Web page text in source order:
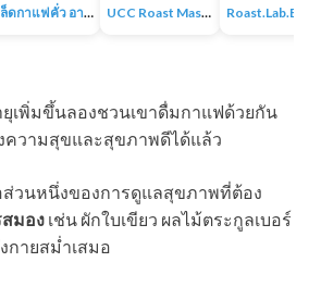
เมล็ดกาแฟคั่ว อาราบิก้า 100% 1KG UCC Roast Master กาแฟคั่วบด 250 ก.
เพิ่มขึ้นลองชวนเขาดื่มกาแฟด้วยกัน
ความสุขและสุขภาพดีได้แล้ว
วนหนึ่งของการดูแลสุขภาพที่ต้อง
มอง เช่น ผักใบเขียว ผลไม้ตระกูลเบอร์
กายสม่ำเสมอ